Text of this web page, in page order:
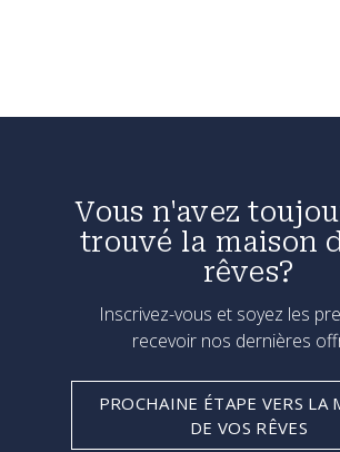
Vous n'avez
trouvé la maison
rêves?
Inscrivez-vous et soyez les
recevoir nos dernières
PROCHAINE ÉTAPE VERS LA
DE VOS RÊVES